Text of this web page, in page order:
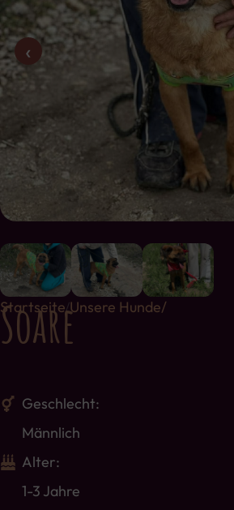
‹
Startseite/Unsere Hunde/
Soare
Geschlecht:
Männlich
Alter:
1-3 Jahre